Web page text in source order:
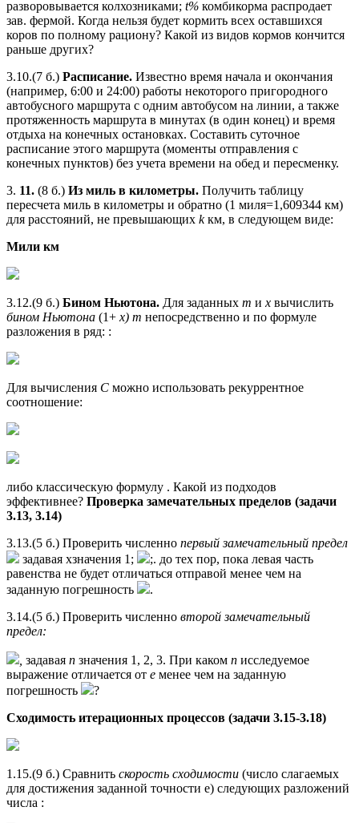
разворовывается колхозниками; t% комбикорма распродает
зав. фермой. Когда нельзя будет кормить всех оставшихся
коров по полному рациону? Какой из видов кормов кончится
раньше других?
3.10.(7 б.) Расписание. Известно время начала и окончания
(например, 6:00 и 24:00) работы некоторого пригородного
автобусного маршрута с одним автобусом на линии, а также
протяженность маршрута в минутах (в один конец) и время
отдыха на конечных остановках. Составить суточное
расписание этого маршрута (моменты отправления с
конечных пунктов) без учета времени на обед и пересменку.
3. 11. (8 б.) Из миль в километры. Получить таблицу
пересчета миль в километры и обратно (1 миля=1,609344 км)
для расстояний, не превышающих kкм, в следующем виде:
Мили км
3.12.(9 б.) Бином Ньютона. Для заданных m и х вычислить
бином Ньютона (1+ х) т непосредственно и по формуле
разложения в ряд: :
Для вычисления С можно использовать рекуррентное
соотношение:
либо классическую формулу . Какой из подходов
эффективнее? Проверка замечательных пределов (задачи
3.13, 3.14)
3.13.(5 б.) Проверить численно первый замечательный предел
задавая xзначения 1;
;. до тех пор, пока левая часть
равенства не будет отличаться отправой менее чем на
заданную погрешность
.
3.14.(5 б.) Проверить численно второй замечательный
предел:
задавая п значения 1, 2, 3. При каком п исследуемое
выражение отличается от е менее чем на заданную
погрешность
?
Сходимость итерационных процессов (задачи 3.15-3.18)
1.15.(9 б.) Сравнить скорость сходимости (число слагаемых
для достижения заданной точности е) следующих разложений
числа :